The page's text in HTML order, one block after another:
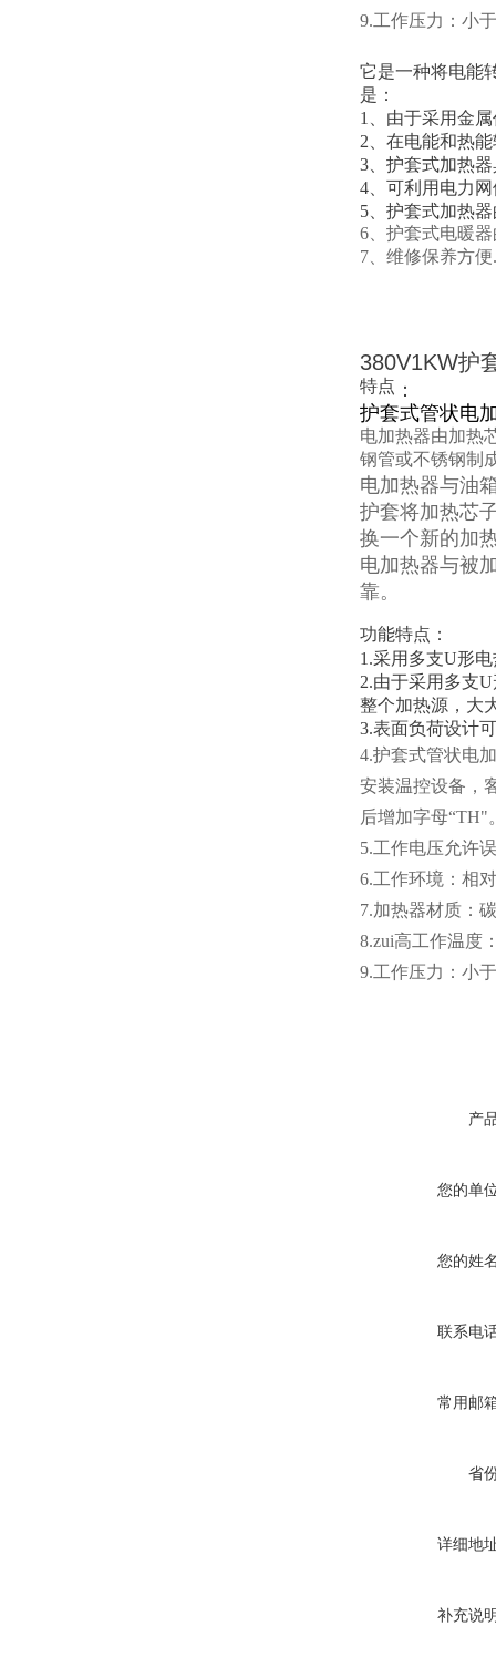
9.工作压力：小
它是一种将电能
是：
1、由于采用金
2、在电能和热
3、护套式加热
4、可利用电力
5、护套式加热
6、护套式电暖
7、维修保养方便.
380V1KW护
特点 ：
护套式管状电
电加热器由加热
钢管或不锈钢制
电加热器与油
护套将加热芯
换一个新的加
电加热器与被
靠。
功能特点：
1.采用多支U形
2.由于采用多支
整个加热源，大
3.表面负荷设计
4.护套式管状电
安装温控设备，
后增加字母“TH"
5.工作电压允许
6.工作环境：相
7.加热器材质：
8.zui高工作温度
9.工作压力：小
产
您的单
您的姓
联系电
常用邮
省
详细地
补充说